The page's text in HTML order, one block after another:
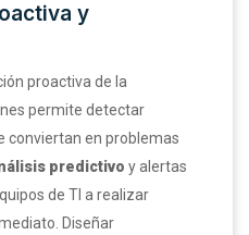
y
proactiva de la
permite detectar
conviertan en problemas
predictivo y alertas
de TI a realizar
Diseñar